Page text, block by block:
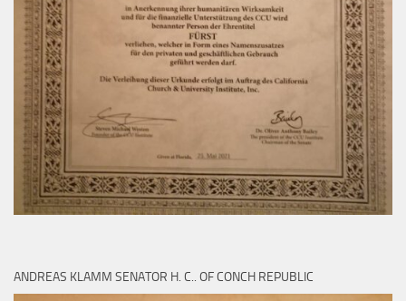
ANDREAS KLAMM SENATOR H. C.. OF CONCH REPUBLIC